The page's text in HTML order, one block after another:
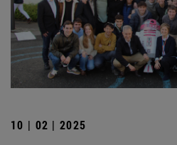
10 | 02 | 2025